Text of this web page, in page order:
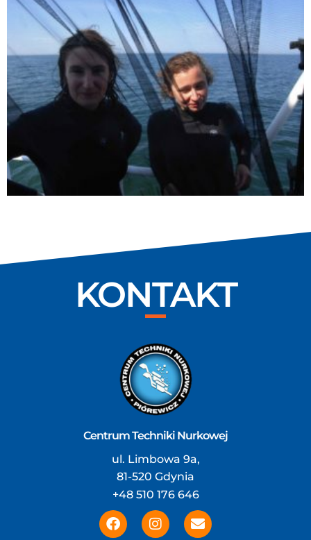
KONTAKT
Centrum Techniki Nurkowej
ul. Limbowa 9a,
81-520 Gdynia
+48 510 176 646